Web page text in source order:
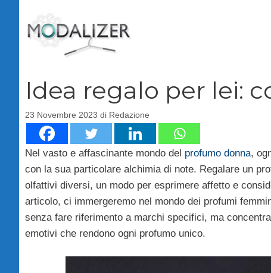
contenuto
Idea regalo per lei:
23 Novembre 2023 di Redazione
Nel vasto e affascinante mondo del profumo donna,
con la sua particolare alchimia di note. Regalare un
olfattivi diversi, un modo per esprimere affetto e
articolo, ci immergeremo nel mondo dei profumi
senza fare riferimento a marchi specifici, ma
emotivi che rendono ogni profumo unico.